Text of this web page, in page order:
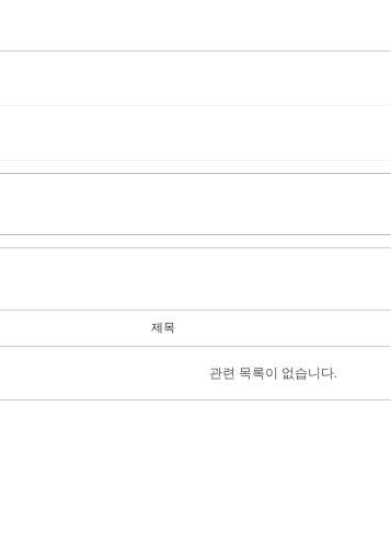
제목
관련 목록이 없습니다.